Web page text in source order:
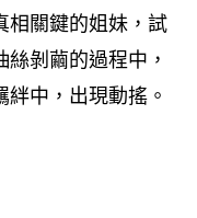
相關鍵的姐妹，試
剝繭的過程中，
中，出現動搖。